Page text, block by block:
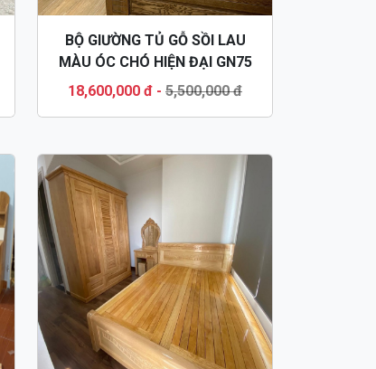
BỘ GIƯỜNG TỦ GỖ SỒI LAU
MÀU ÓC CHÓ HIỆN ĐẠI GN75
18,600,000 đ - 5,500,000 đ